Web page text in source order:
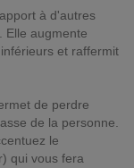
à d'autres
Elle augmente
et raffermit
de perdre
de la personne.
le
qui vous fera